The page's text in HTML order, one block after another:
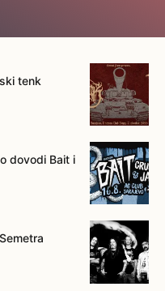
tenk
dovodi Bait i